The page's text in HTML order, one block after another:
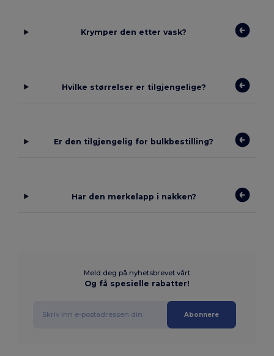
Krymper den etter vask?
Hvilke størrelser er tilgjengelige?
Er den tilgjengelig for bulkbestilling?
Har den merkelapp i nakken?
Meld deg på nyhetsbrevet vårt
Og få spesielle rabatter!
Abonnere